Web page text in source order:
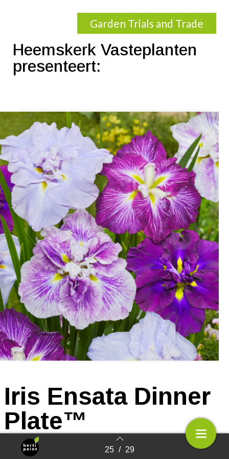
Terug naar overzicht 25 / 29
Garden Trials and Trade
Heemskerk Vasteplanten
presenteert:
Iris Ensata Dinner
Plate™